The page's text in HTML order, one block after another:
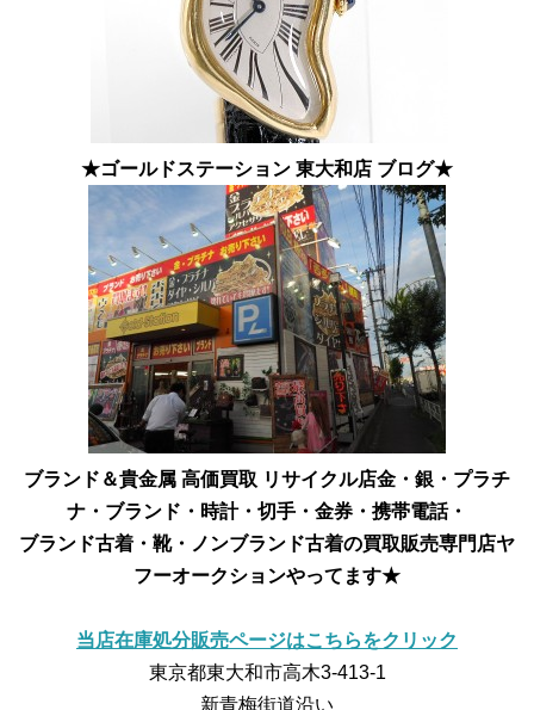
★ゴールドステーション 東大和店 ブログ★
ブランド＆貴金属 高価買取 リサイクル店金・銀・プラチ
ナ・ブランド・時計・切手・金券・携帯電話・
ブランド古着・靴・ノンブランド古着の買取販売専門店ヤ
フーオークションやってます★
当店在庫処分販売ページはこちらをクリック
東京都東大和市高木3-413-1
新青梅街道沿い